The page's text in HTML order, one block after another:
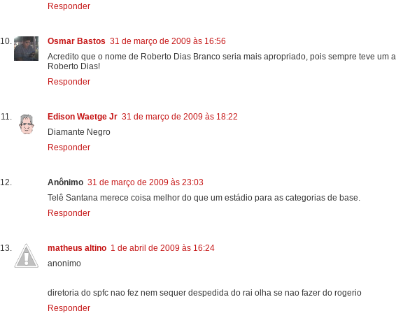
Responder
Osmar Bastos 31 de março de 2009 às 16:56
Acredito que o nome de Roberto Dias Branco seria mais apropriado, pois sempre teve
Roberto Dias!
Responder
Edison Waetge Jr 31 de março de 2009 às 18:22
Diamante Negro
Responder
Anônimo 31 de março de 2009 às 23:03
Telê Santana merece coisa melhor do que um estádio para as categorias de base.
Responder
matheus altino 1 de abril de 2009 às 16:24
anonimo
diretoria do spfc nao fez nem sequer despedida do rai olha se nao fazer do rogerio
Responder